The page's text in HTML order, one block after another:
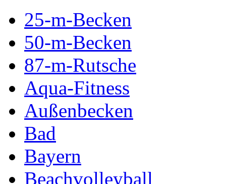
25-m-Becken
50-m-Becken
87-m-Rutsche
Aqua-Fitness
Außenbecken
Bad
Bayern
Beachvolleyball